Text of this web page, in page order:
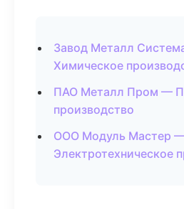
Завод Металл
Химическое
ПАО Металл Пром —
производство
ООО Модуль Мастер
Электротехническое